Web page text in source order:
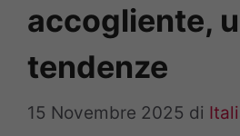
accogliente,
tendenze
15 Novembre 2025 di